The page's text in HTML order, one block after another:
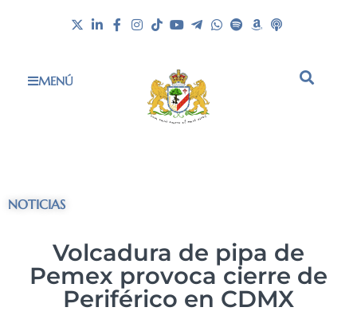
MENÚ
NOTICIAS
Volcadura de pipa de
Pemex provoca cierre de
Periférico en CDMX